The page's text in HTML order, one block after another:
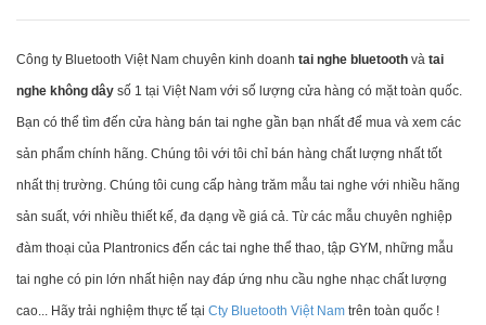
Công ty Bluetooth Việt Nam chuyên kinh doanh tai nghe bluetooth và tai
nghe không dây số 1 tại Việt Nam với số lượng cửa hàng có mặt toàn quốc.
Bạn có thể tìm đến cửa hàng bán tai nghe gần bạn nhất để mua và xem các
sản phẩm chính hãng. Chúng tôi với tôi chỉ bán hàng chất lượng nhất tốt
nhất thị trường. Chúng tôi cung cấp hàng trăm mẫu tai nghe với nhiều hãng
sản suất, với nhiều thiết kế, đa dạng về giá cả. Từ các mẫu chuyên nghiệp
đàm thoại của Plantronics đến các tai nghe thể thao, tập GYM, những mẫu
tai nghe có pin lớn nhất hiện nay đáp ứng nhu cầu nghe nhạc chất lượng
cao... Hãy trải nghiệm thực tế tại Cty Bluetooth Việt Nam trên toàn quốc !